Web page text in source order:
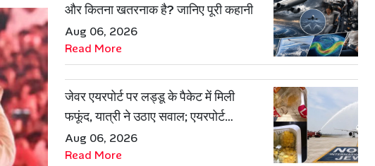
और कितना खतरनाक है? जानिए पूरी कहानी
Aug 06, 2026
Read More
जेवर एयरपोर्ट पर लड्डू के पैकेट में मिली
फफूंद, यात्री ने उठाए सवाल; एयरपोर्ट
प्रबंधन ने दिया जवाब
Aug 06, 2026
Read More